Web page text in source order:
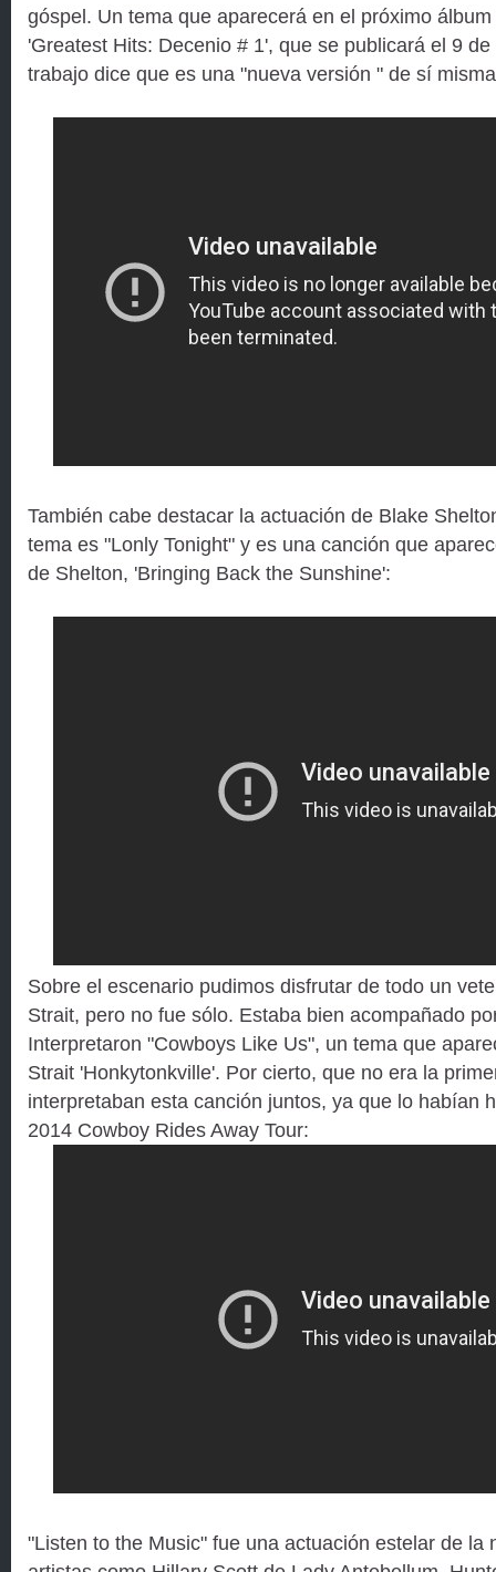
góspel. Un tema que aparecerá en el próximo
'Greatest Hits: Decenio # 1', que se publicará el 9
trabajo dice que es una "nueva versión " de sí
También cabe destacar la actuación de Blake
tema es "Lonly Tonight" y es una canción que
de Shelton, 'Bringing Back the Sunshine':
Sobre el escenario pudimos disfrutar de todo un
Strait, pero no fue sólo. Estaba bien acompañado
Interpretaron "Cowboys Like Us", un tema que
Strait 'Honkytonkville'. Por cierto, que no era la
interpretaban esta canción juntos, ya que lo habían
2014 Cowboy Rides Away Tour:
"Listen to the Music" fue una actuación estelar de la